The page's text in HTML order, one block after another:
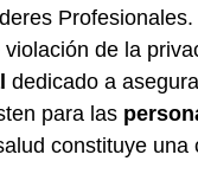
de la
dedicado a
para las
constituye una